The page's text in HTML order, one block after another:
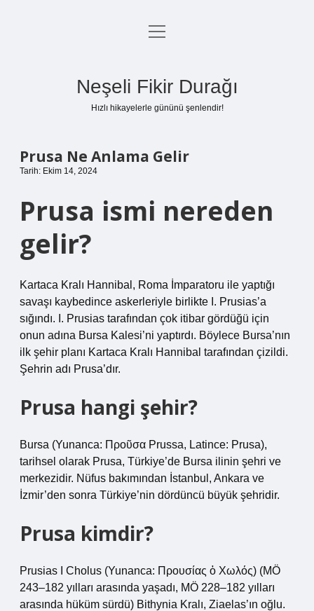
Anasayfa
menüyü
Neşeli Fikir Durağı
Hızlı hikayelerle gününü şenlendir!
Prusa Ne Anlama Gelir
Tarih: Ekim 14, 2024
Prusa ismi nereden
gelir?
Kartaca Kralı Hannibal, Roma İmparatoru ile yaptığı
savaşı kaybedince askerleriyle birlikte I. Prusias’a
sığındı. I. Prusias tarafından çok itibar gördüğü için
onun adına Bursa Kalesi’ni yaptırdı. Böylece Bursa’nın
ilk şehir planı Kartaca Kralı Hannibal tarafından çizildi.
Şehrin adı Prusa’dır.
Prusa hangi şehir?
Bursa (Yunanca: Προῦσα Prussa, Latince: Prusa),
tarihsel olarak Prusa, Türkiye’de Bursa ilinin şehri ve
merkezidir. Nüfus bakımından İstanbul, Ankara ve
İzmir’den sonra Türkiye’nin dördüncü büyük şehridir.
Prusa kimdir?
Prusias I Cholus (Yunanca: Προυσίας ὁ Χωλός) (MÖ
243–182 yılları arasında yaşadı, MÖ 228–182 yılları
arasında hüküm sürdü) Bithynia Kralı, Ziaelas’ın oğlu.